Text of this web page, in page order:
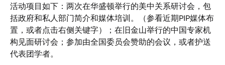
活动项目如下：两次在华盛顿举行的美中关系研讨会，包
括政府和私人部门简介和媒体培训。（参看近期PIP媒体布
置，或者点击右侧关键字）；在旧金山举行的中国专家机
构见面研讨会；参加由全国委员会赞助的会议，或者护送
代表团学者。